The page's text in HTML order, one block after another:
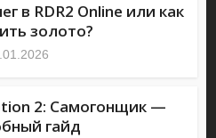
в RDR2 Online или как
золото?
2: Самогонщик —
гайд